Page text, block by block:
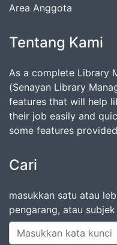
Area Anggota
Tentang Kami
As a complete Library
(Senayan Library
features that will help
their job easily and
some features
Cari
masukkan satu atau
pengarang, atau subjek